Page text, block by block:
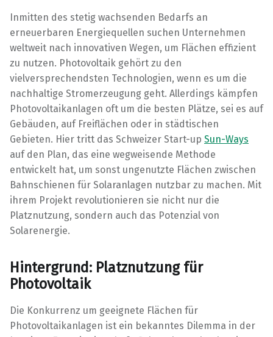
Inmitten des stetig wachsenden Bedarfs an
erneuerbaren Energiequellen suchen Unternehmen
weltweit nach innovativen Wegen, um Flächen effizient
zu nutzen. Photovoltaik gehört zu den
vielversprechendsten Technologien, wenn es um die
nachhaltige Stromerzeugung geht. Allerdings kämpfen
Photovoltaikanlagen oft um die besten Plätze, sei es auf
Gebäuden, auf Freiflächen oder in städtischen
Gebieten. Hier tritt das Schweizer Start-up Sun-Ways
auf den Plan, das eine wegweisende Methode
entwickelt hat, um sonst ungenutzte Flächen zwischen
Bahnschienen für Solaranlagen nutzbar zu machen. Mit
ihrem Projekt revolutionieren sie nicht nur die
Platznutzung, sondern auch das Potenzial von
Solarenergie.
Hintergrund: Platznutzung für
Photovoltaik
Die Konkurrenz um geeignete Flächen für
Photovoltaikanlagen ist ein bekanntes Dilemma in der